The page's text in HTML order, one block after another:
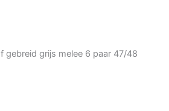
gebreid grijs melee 6 paar 47/48